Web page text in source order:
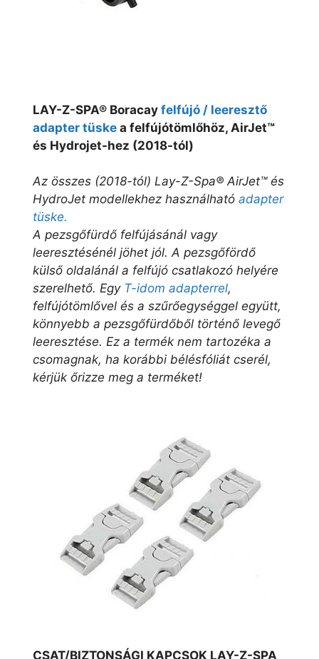
LAY-Z-SPA® Boracay felfújó / leeresztő
adapter tüske a felfújótömlőhöz, AirJet™
és Hydrojet-hez (2018-tól)
Az összes (2018-tól) Lay-Z-Spa® AirJet™ és
HydroJet modellekhez használható adapter
tüske.
A pezsgőfürdő felfújásánál vagy
leeresztésénél jöhet jól. A pezsgőfördő
külső oldalánál a felfújó csatlakozó helyére
szerelhető. Egy T-idom adapterrel,
felfújótömlővel és a szűrőegységgel együtt,
könnyebb a pezsgőfürdőből történő levegő
leeresztése. Ez a termék nem tartozéka a
csomagnak, ha korábbi bélésfóliát cserél,
kérjük őrizze meg a terméket!
CSAT/BIZTONSÁGI KAPCSOK LAY-Z-SPA